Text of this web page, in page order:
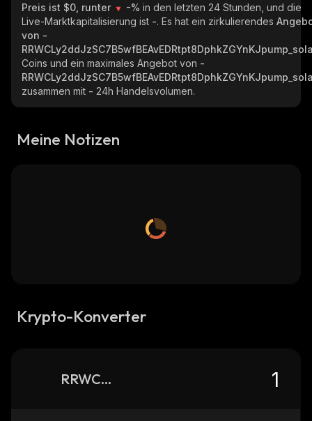
Preis ist $0, runter
-% in den letzten 24 Stunden, und die
Live-Marktkapitalisierung ist -. Es hat ein zirkulierendes
von -
Coins und ein maximales Angebot von -
zusammen mit - 24h Handelsvolumen.
Meine Notizen
Krypto-Konverter
RRWCLy2ddJzSC7B5wfBEAvEDRtpt8DphkZGYnKJpump_solana